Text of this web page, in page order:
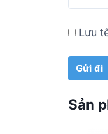
Lưu
Sản